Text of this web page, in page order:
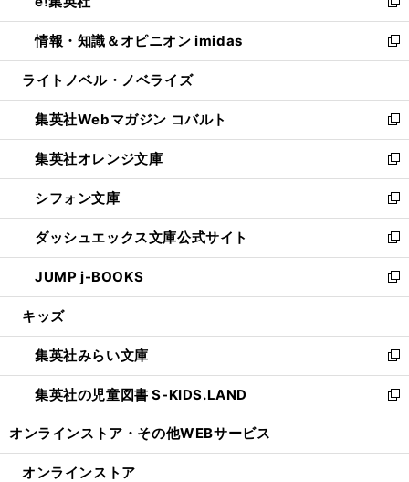
開
く
ウ
で
開
ィ
ン
ド
ウ
開
く
い
ウ
ィ
ン
ウ
で
開
く
新
し
い
ウ
ン
ド
ウ
で
開
く
情報・知識＆オピニオン imidas
新
し
ウ
ィ
ン
ド
ウ
で
開
く
ライトノベル・ノベライズ
集英社Webマガジン コバルト
新
し
い
ウ
ィ
ン
ド
ウ
で
開
集英社オレンジ文庫
新
し
い
ウ
ィ
ン
ド
ウ
開
く
シフォン文庫
新
し
い
ウ
ィ
ン
ウ
で
開
く
ダッシュエックス文庫公式サイト
新
し
い
ウ
ン
ド
ウ
で
JUMP j-BOOKS
新
し
ウ
ィ
ン
ド
開
キッズ
集英社みらい文庫
新
し
い
ン
集英社の児童図書 S-KIDS.LAND
新
ウ
オンラインストア・ その他WEBサービス
オンラインストア